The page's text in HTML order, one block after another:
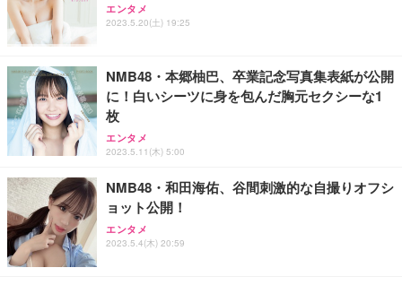
エンタメ
2023.5.20(土) 19:25
NMB48・本郷柚巴、卒業記念写真集表紙が公開
に！白いシーツに身を包んだ胸元セクシーな1
枚
エンタメ
2023.5.11(木) 5:00
NMB48・和田海佑、谷間刺激的な自撮りオフシ
ョット公開！
エンタメ
2023.5.4(木) 20:59